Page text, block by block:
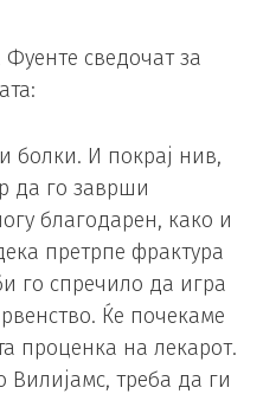
сведочат за
болки. И покрај нив,
да го заврши
благодарен, како и
претрпе фрактура
го спречило да игра
Ќе почекаме
проценка на лекарот.
треба да ги